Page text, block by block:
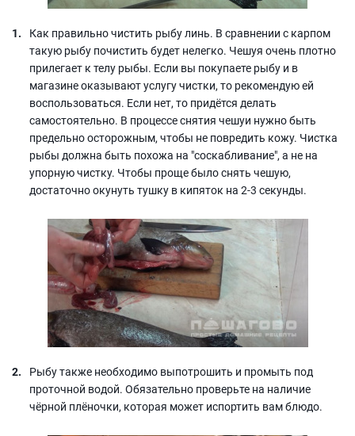
Как правильно чистить рыбу линь. В сравнении с карпом
такую рыбу почистить будет нелегко. Чешуя очень плотно
прилегает к телу рыбы. Если вы покупаете рыбу и в
магазине оказывают услугу чистки, то рекомендую ей
воспользоваться. Если нет, то придётся делать
самостоятельно. В процессе снятия чешуи нужно быть
предельно осторожным, чтобы не повредить кожу. Чистка
рыбы должна быть похожа на "соскабливание", а не на
упорную чистку. Чтобы проще было снять чешую,
достаточно окунуть тушку в кипяток на 2-3 секунды.
Рыбу также необходимо выпотрошить и промыть под
проточной водой. Обязательно проверьте на наличие
чёрной плёночки, которая может испортить вам блюдо.